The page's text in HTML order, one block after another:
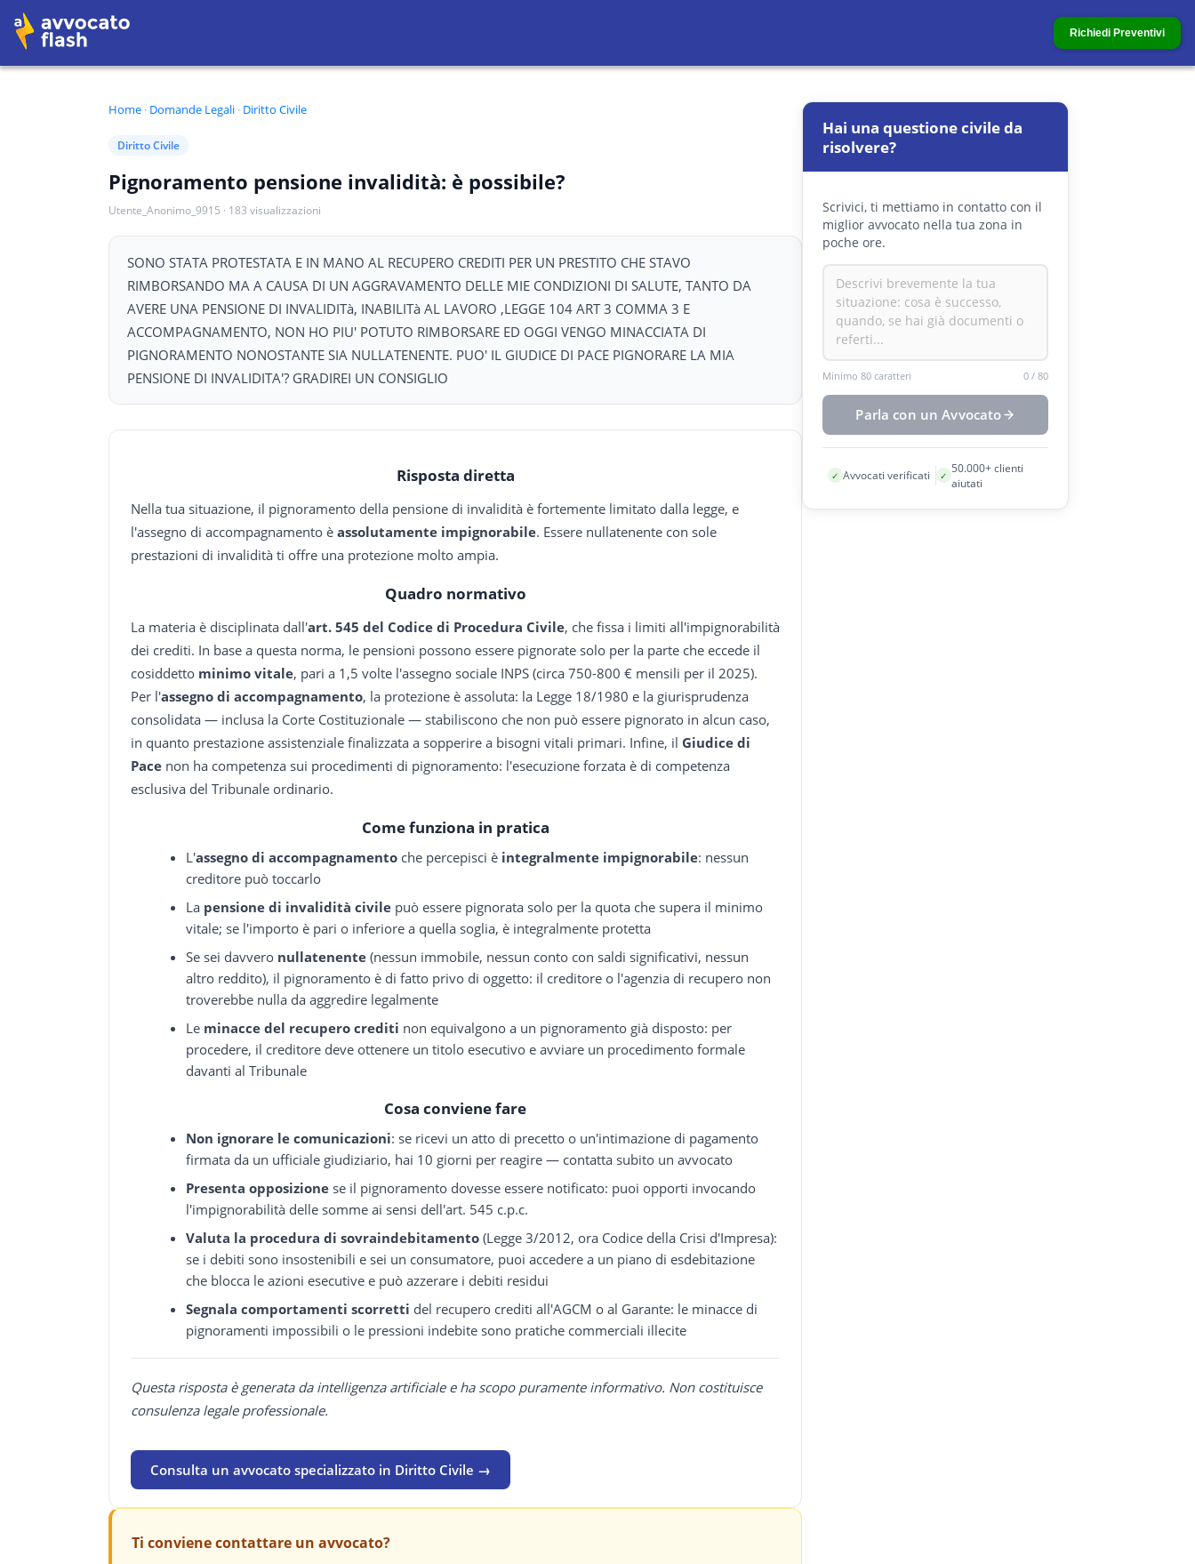
Richiedi Preventivi
Home · Domande Legali · Diritto Civile
Diritto Civile
Pignoramento pensione invalidità: è possibile?
Utente_Anonimo_9915 · 183 visualizzazioni
SONO STATA PROTESTATA E IN MANO AL RECUPERO CREDITI PER UN PRESTITO CHE STAVO
RIMBORSANDO MA A CAUSA DI UN AGGRAVAMENTO DELLE MIE CONDIZIONI DI SALUTE, TANTO DA
AVERE UNA PENSIONE DI INVALIDITà, INABILITà AL LAVORO ,LEGGE 104 ART 3 COMMA 3 E
ACCOMPAGNAMENTO, NON HO PIU' POTUTO RIMBORSARE ED OGGI VENGO MINACCIATA DI
PIGNORAMENTO NONOSTANTE SIA NULLATENENTE. PUO' IL GIUDICE DI PACE PIGNORARE LA MIA
PENSIONE DI INVALIDITA'? GRADIREI UN CONSIGLIO
Risposta diretta
Nella tua situazione, il pignoramento della pensione di invalidità è fortemente limitato dalla legge, e
l'assegno di accompagnamento è assolutamente impignorabile. Essere nullatenente con sole
prestazioni di invalidità ti offre una protezione molto ampia.
Quadro normativo
La materia è disciplinata dall'art. 545 del Codice di Procedura Civile, che fissa i limiti all'impignorabilità
dei crediti. In base a questa norma, le pensioni possono essere pignorate solo per la parte che eccede il
cosiddetto minimo vitale, pari a 1,5 volte l'assegno sociale INPS (circa 750-800 € mensili per il 2025).
Per l'assegno di accompagnamento, la protezione è assoluta: la Legge 18/1980 e la giurisprudenza
consolidata — inclusa la Corte Costituzionale — stabiliscono che non può essere pignorato in alcun caso,
in quanto prestazione assistenziale finalizzata a sopperire a bisogni vitali primari. Infine, il Giudice di
Pace non ha competenza sui procedimenti di pignoramento: l'esecuzione forzata è di competenza
esclusiva del Tribunale ordinario.
Come funziona in pratica
L'assegno di accompagnamento che percepisci è integralmente impignorabile: nessun
creditore può toccarlo
La pensione di invalidità civile può essere pignorata solo per la quota che supera il minimo
vitale; se l'importo è pari o inferiore a quella soglia, è integralmente protetta
Se sei davvero nullatenente (nessun immobile, nessun conto con saldi significativi, nessun
altro reddito), il pignoramento è di fatto privo di oggetto: il creditore o l'agenzia di recupero non
troverebbe nulla da aggredire legalmente
Le minacce del recupero crediti non equivalgono a un pignoramento già disposto: per
procedere, il creditore deve ottenere un titolo esecutivo e avviare un procedimento formale
davanti al Tribunale
Cosa conviene fare
Non ignorare le comunicazioni: se ricevi un atto di precetto o un'intimazione di pagamento
firmata da un ufficiale giudiziario, hai 10 giorni per reagire — contatta subito un avvocato
Presenta opposizione se il pignoramento dovesse essere notificato: puoi opporti invocando
l'impignorabilità delle somme ai sensi dell'art. 545 c.p.c.
Valuta la procedura di sovraindebitamento (Legge 3/2012, ora Codice della Crisi d'Impresa):
se i debiti sono insostenibili e sei un consumatore, puoi accedere a un piano di esdebitazione
che blocca le azioni esecutive e può azzerare i debiti residui
Segnala comportamenti scorretti del recupero crediti all'AGCM o al Garante: le minacce di
pignoramenti impossibili o le pressioni indebite sono pratiche commerciali illecite
Questa risposta è generata da intelligenza artificiale e ha scopo puramente informativo. Non costituisce
consulenza legale professionale.
Consulta un avvocato specializzato in Diritto Civile →
Ti conviene contattare un avvocato?
Hai una questione civile da
risolvere?
Scrivici, ti mettiamo in contatto con il
miglior avvocato nella tua zona in
poche ore.
Minimo 80 caratteri 0 / 80
Parla con un Avvocato
✓ Avvocati verificati ✓ 50.000+ clienti
aiutati